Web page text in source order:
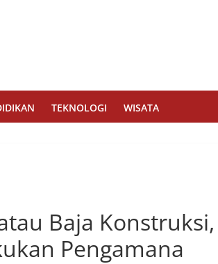
TEKNOLOGI WISATA
Baja Konstruksi,
Pengamana